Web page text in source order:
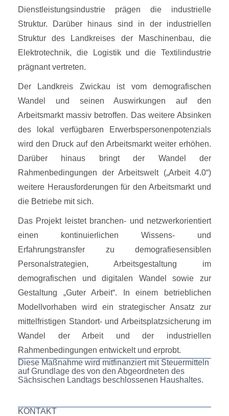
Dienstleistungsindustrie prägen die industrielle
Struktur. Darüber hinaus sind in der industriellen
Struktur des Landkreises der Maschinenbau, die
Elektrotechnik, die Logistik und die Textilindustrie
prägnant vertreten.
Der Landkreis Zwickau ist vom demografischen
Wandel und seinen Auswirkungen auf den
Arbeitsmarkt massiv betroffen. Das weitere Absinken
des lokal verfügbaren Erwerbspersonenpotenzials
wird den Druck auf den Arbeitsmarkt weiter erhöhen.
Darüber hinaus bringt der Wandel der
Rahmenbedingungen der Arbeitswelt („Arbeit 4.0“)
weitere Herausforderungen für den Arbeitsmarkt und
die Betriebe mit sich.
Das Projekt leistet branchen- und netzwerkorientiert
einen kontinuierlichen Wissens- und
Erfahrungstransfer zu demografiesensiblen
Personalstrategien, Arbeitsgestaltung im
demografischen und digitalen Wandel sowie zur
Gestaltung „Guter Arbeit“. In einem betrieblichen
Modellvorhaben wird ein strategischer Ansatz zur
mittelfristigen Standort- und Arbeitsplatzsicherung im
Wandel der Arbeit und der industriellen
Rahmenbedingungen entwickelt und erprobt.
Diese Maßnahme wird mitfinanziert mit Steuermitteln
auf Grundlage des von den Abgeordneten des
Sächsischen Landtags beschlossenen Haushaltes.
KONTAKT